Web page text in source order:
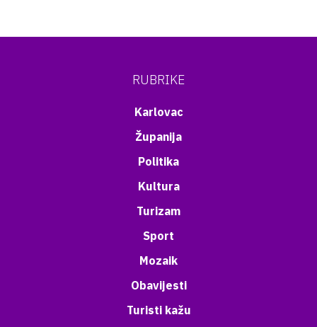
RUBRIKE
Karlovac
Županija
Politika
Kultura
Turizam
Sport
Mozaik
Obavijesti
Turisti kažu